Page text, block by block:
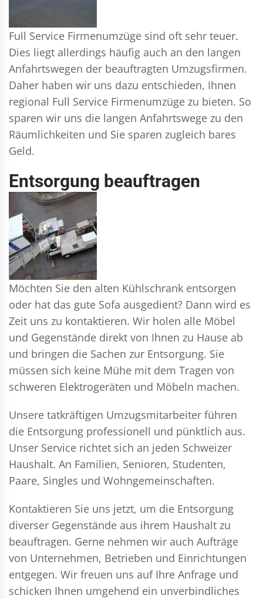
Full Service Firmenumzüge sind oft sehr teuer.
Dies liegt allerdings häufig auch an den langen
Anfahrtswegen der beauftragten Umzugsfirmen.
Daher haben wir uns dazu entschieden, Ihnen
regional Full Service Firmenumzüge zu bieten. So
sparen wir uns die langen Anfahrtswege zu den
Räumlichkeiten und Sie sparen zugleich bares
Geld.
Entsorgung beauftragen
Möchten Sie den alten Kühlschrank entsorgen
oder hat das gute Sofa ausgedient? Dann wird es
Zeit uns zu kontaktieren. Wir holen alle Möbel
und Gegenstände direkt von Ihnen zu Hause ab
und bringen die Sachen zur Entsorgung. Sie
müssen sich keine Mühe mit dem Tragen von
schweren Elektrogeräten und Möbeln machen.
Unsere tatkräftigen Umzugsmitarbeiter führen
die Entsorgung professionell und pünktlich aus.
Unser Service richtet sich an jeden Schweizer
Haushalt. An Familien, Senioren, Studenten,
Paare, Singles und Wohngemeinschaften.
Kontaktieren Sie uns jetzt, um die Entsorgung
diverser Gegenstände aus ihrem Haushalt zu
beauftragen. Gerne nehmen wir auch Aufträge
von Unternehmen, Betrieben und Einrichtungen
entgegen. Wir freuen uns auf Ihre Anfrage und
schicken Ihnen umgehend ein unverbindliches